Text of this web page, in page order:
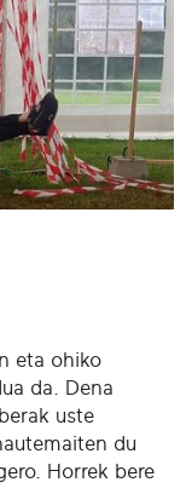
eta ohiko
da. Dena
uste
du
Horrek bere